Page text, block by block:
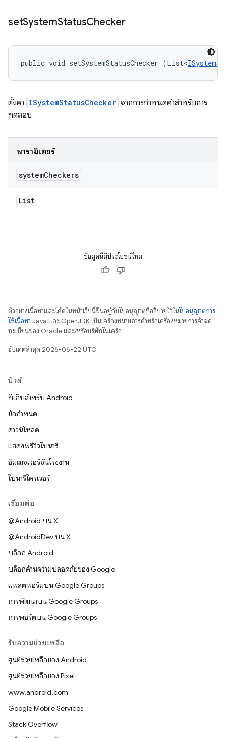
setSystemStatusChecker
public void setSystemStatusChecker (List<
ตั้งค่า ISystemStatusChecker จากการกำหนดค่าสำหรับการ
ทดสอบ
พารามิเตอร์
systemCheckers
List
ข้อมูลนี้มีประโยชน์ไหม
ตัวอย่างเนื้อหาและโค้ดในหน้าเว็บนี้ขึ้นอยู่กับใบอนุญาตที่อธิบายไว้ในใบอนุญาตการ
ใช้เนื้อหา Java และ OpenJDK เป็นเครื่องหมายการค้าหรือเครื่องหมายการค้าจด
ทะเบียนของ Oracle และ/หรือบริษัทในเครือ
อัปเดตล่าสุด 2026-06-22 UTC
บิวด์
ที่เก็บสำหรับ Android
ข้อกำหนด
ดาวน์โหลด
แสดงพรีวิวไบนารี
อิมเมจเวอร์ชันโรงงาน
ไบนารีไดรเวอร์
เชื่อมต่อ
@Android บน X
@AndroidDev บน X
บล็อก Android
บล็อกด้านความปลอดภัยของ Google
แพลตฟอร์มบน Google Groups
การพัฒนาบน Google Groups
การพอร์ตบน Google Groups
รับความช่วยเหลือ
ศูนย์ช่วยเหลือของ Android
ศูนย์ช่วยเหลือของ Pixel
www.android.com
Google Mobile Services
Stack Overflow